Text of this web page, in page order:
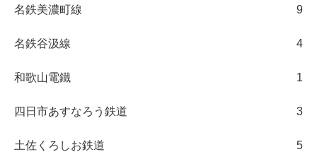
名鉄美濃町線 9
名鉄谷汲線 4
和歌山電鐵 1
四日市あすなろう鉄道 3
土佐くろしお鉄道 5